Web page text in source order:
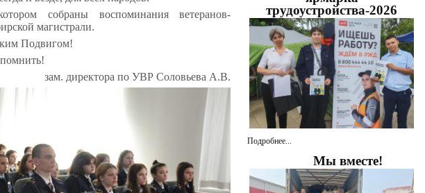
собраны воспоминания ветеранов-
магистрали.
Подвигом!
зам. директора по УВР Соловьева А.В.
трудоустройства-2026
Подробнее...
Мы вместе!